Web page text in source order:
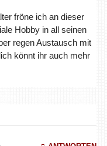
fröne ich an dieser
Hobby in all seinen
regen Austausch mit
könnt ihr auch mehr